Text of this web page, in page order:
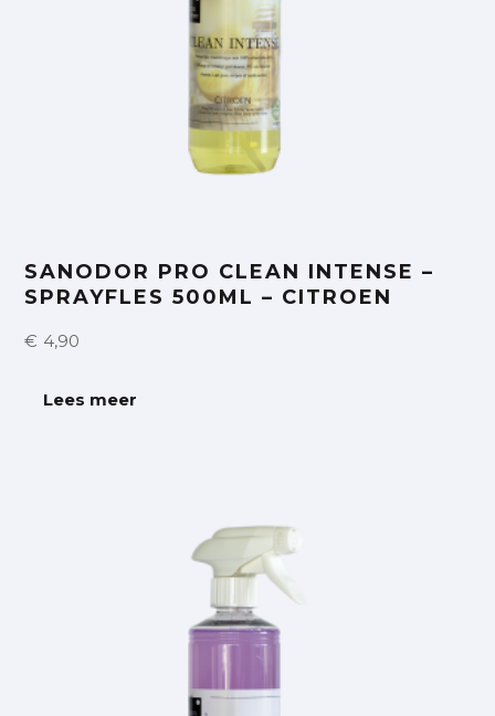
SANODOR PRO CLEAN INTENSE –
SPRAYFLES 500ML – CITROEN
€ 4,90
Lees meer